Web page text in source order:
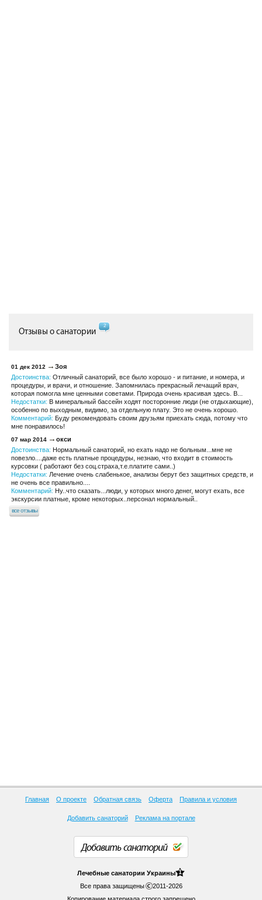
Отзывы о санатории
2
01 дек 2012
Зоя
Достоинства: Отличный санаторий, все было хорошо - и питание, и номера, и
процедуры, и врачи, и отношение. Запомнилась прекрасный лечащий врач,
которая помогла мне ценными советами. Природа очень красивая здесь. В...
Недостатки: В минеральный бассейн ходят посторонние люди (не отдыхающие),
особенно по выходным, видимо, за отдельную плату. Это не очень хорошо.
Комментарий: Буду рекомендовать своим друзьям приехать сюда, потому что
мне понравилось!
07 мар 2014
окси
Достоинства: Нормальный санаторий, но ехать надо не больным...мне не
повезло....даже есть платные процедуры, незнаю, что входит в стоимость
курсовки ( работают без соц.страха,т.е.платите сами..)
Недостатки: Лечение очень слабенькое, анализы берут без защитных средств, и
не очень все правильно....
Комментарий: Ну..что сказать...люди, у которых много денег, могут ехать, все
экскурсии платные, кроме некоторых..персонал нормальный..
все отзывы
Главная О проекте Обратная связь Оферта Правила и условия
Добавить санаторий Реклама на портале
Лечебные санатории Украины 1
Все права защищены
2011-2026
Добавить санаторий